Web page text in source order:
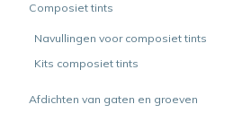
Composiet tints
Navullingen voor composiet tints
Kits composiet tints
Afdichten van gaten en groeven